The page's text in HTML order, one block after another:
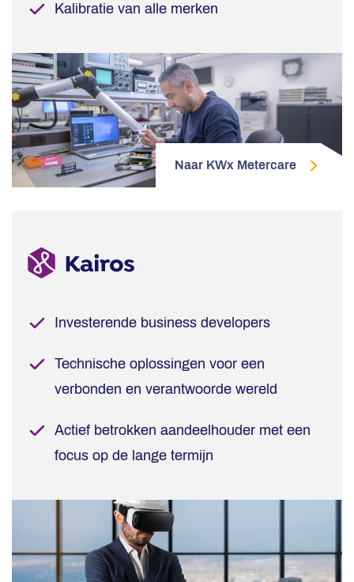
Kalibratie van alle merken
Naar KWx Metercare
Investerende business developers
Technische oplossingen voor een
verbonden en verantwoorde wereld
Actief betrokken aandeelhouder met een
focus op de lange termijn